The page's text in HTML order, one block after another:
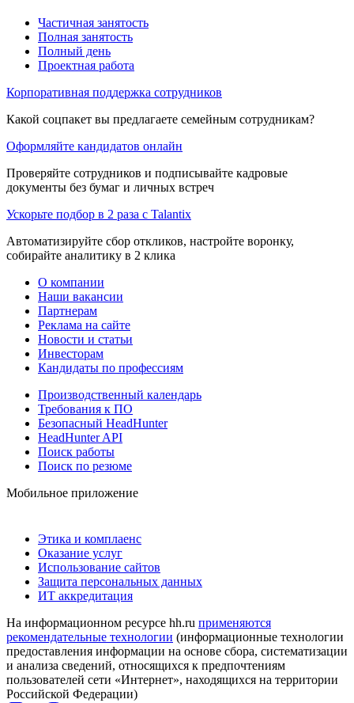
Частичная занятость
Полная занятость
Полный день
Проектная работа
Корпоративная поддержка сотрудников
Какой соцпакет вы предлагаете семейным сотрудникам?
Оформляйте кандидатов онлайн
Проверяйте сотрудников и подписывайте кадровые
документы без бумаг и личных встреч
Ускорьте подбор в 2 раза с Talantix
Автоматизируйте сбор откликов, настройте воронку,
собирайте аналитику в 2 клика
О компании
Наши вакансии
Партнерам
Реклама на сайте
Новости и статьи
Инвесторам
Кандидаты по профессиям
Производственный календарь
Требования к ПО
Безопасный HeadHunter
HeadHunter API
Поиск работы
Поиск по резюме
Мобильное приложение
Этика и комплаенс
Оказание услуг
Использование сайтов
Защита персональных данных
ИТ аккредитация
На информационном ресурсе hh.ru применяются
рекомендательные технологии (информационные технологии
предоставления информации на основе сбора, систематизации
и анализа сведений, относящихся к предпочтениям
пользователей сети «Интернет», находящихся на территории
Российской Федерации)